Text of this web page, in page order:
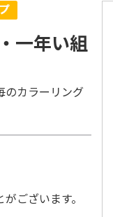
一年い組
のカラーリング
ございます。